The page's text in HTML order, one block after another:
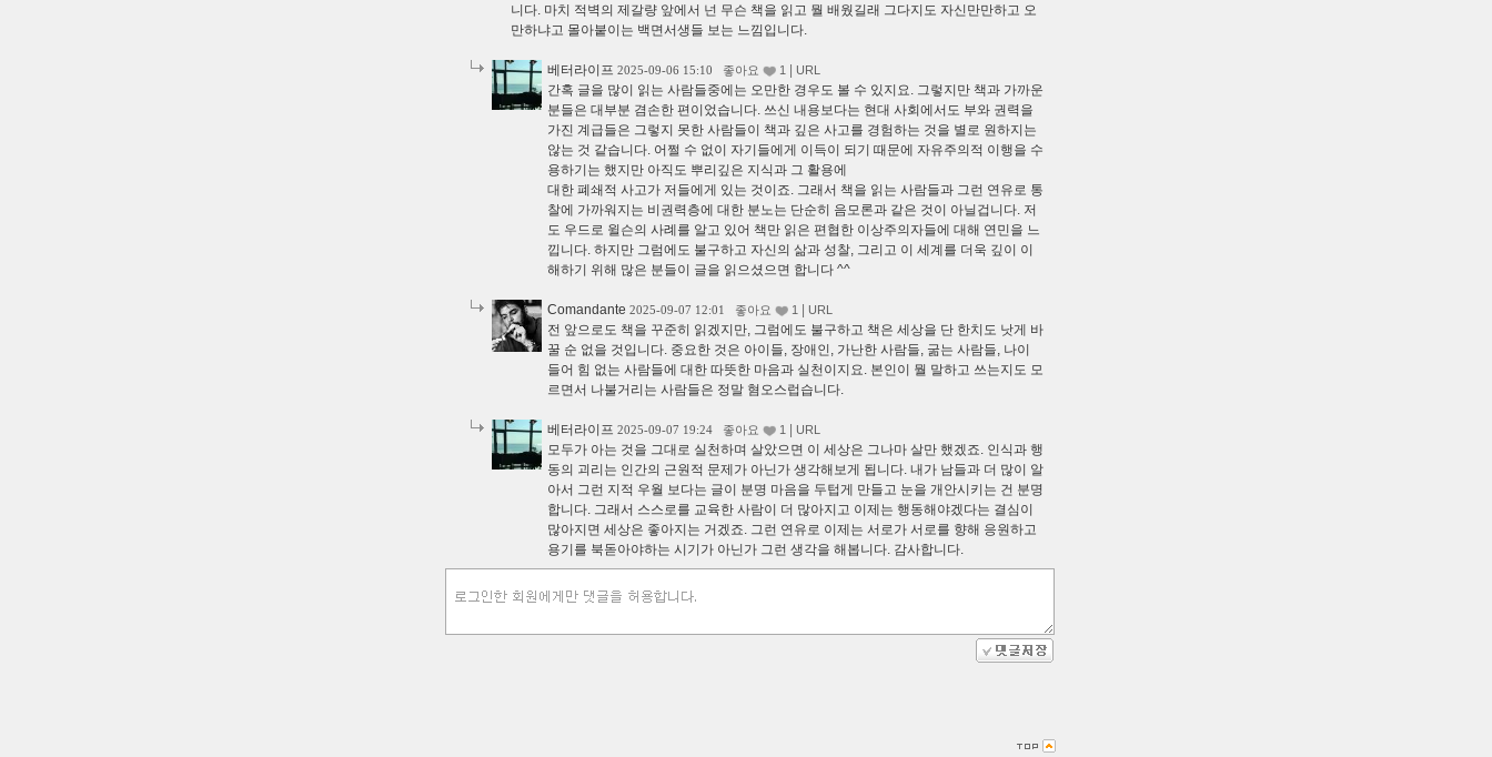
니다. 마치 적벽의 제갈량 앞에서 넌 무슨 책을 읽고 뭘 배웠길래 그다지도 자신만만하고 오
만하냐고 몰아붙이는 백면서생들 보는 느낌입니다.
베터라이프 2025-09-06 15:10 좋아요 1 URL
간혹 글을 많이 읽는 사람들중에는 오만한 경우도 볼 수 있지요. 그렇지만 책과 가까운
분들은 대부분 겸손한 편이었습니다. 쓰신 내용보다는 현대 사회에서도 부와 권력을
가진 계급들은 그렇지 못한 사람들이 책과 깊은 사고를 경험하는 것을 별로 원하지는
않는 것 같습니다. 어쩔 수 없이 자기들에게 이득이 되기 때문에 자유주의적 이행을 수
용하기는 했지만 아직도 뿌리깊은 지식과 그 활용에
대한 폐쇄적 사고가 저들에게 있는 것이죠. 그래서 책을 읽는 사람들과 그런 연유로 통
찰에 가까워지는 비권력층에 대한 분노는 단순히 음모론과 같은 것이 아닐겁니다. 저
도 우드로 윌슨의 사례를 알고 있어 책만 읽은 편협한 이상주의자들에 대해 연민을 느
낍니다. 하지만 그럼에도 불구하고 자신의 삶과 성찰, 그리고 이 세계를 더욱 깊이 이
해하기 위해 많은 분들이 글을 읽으셨으면 합니다 ^^
Comandante 2025-09-07 12:01 좋아요 1 URL
전 앞으로도 책을 꾸준히 읽겠지만, 그럼에도 불구하고 책은 세상을 단 한치도 낫게 바
꿀 순 없을 것입니다. 중요한 것은 아이들, 장애인, 가난한 사람들, 굶는 사람들, 나이
들어 힘 없는 사람들에 대한 따뜻한 마음과 실천이지요. 본인이 뭘 말하고 쓰는지도 모
르면서 나불거리는 사람들은 정말 혐오스럽습니다.
베터라이프 2025-09-07 19:24 좋아요 1 URL
모두가 아는 것을 그대로 실천하며 살았으면 이 세상은 그나마 살만 했겠죠. 인식과 행
동의 괴리는 인간의 근원적 문제가 아닌가 생각해보게 됩니다. 내가 남들과 더 많이 알
아서 그런 지적 우월 보다는 글이 분명 마음을 두텁게 만들고 눈을 개안시키는 건 분명
합니다. 그래서 스스로를 교육한 사람이 더 많아지고 이제는 행동해야겠다는 결심이
많아지면 세상은 좋아지는 거겠죠. 그런 연유로 이제는 서로가 서로를 향해 응원하고
용기를 북돋아야하는 시기가 아닌가 그런 생각을 해봅니다. 감사합니다.